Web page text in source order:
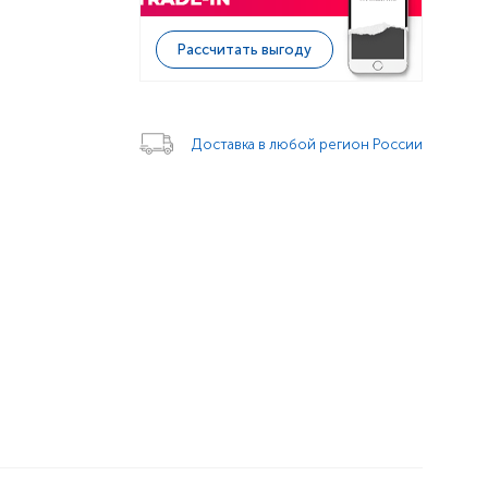
Рассчитать выгоду
Доставка в любой регион России